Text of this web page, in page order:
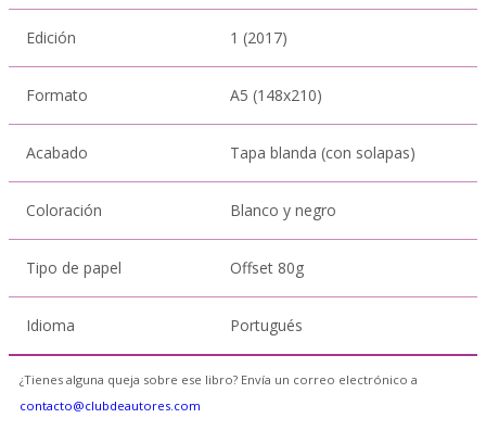
Edición 1 (2017)
Formato A5 (148x210)
Acabado Tapa blanda (con solapas)
Coloración Blanco y negro
Tipo de papel Offset 80g
Idioma Portugués
¿Tienes alguna queja sobre ese libro? Envía un correo electrónico a
contacto@clubdeautores.com